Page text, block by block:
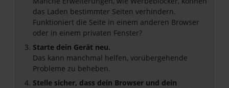
das Laden bestimmter Seiten verhindern.
Funktioniert die Seite in einem anderen Browser
oder in einem privaten Fenster?
Starte dein Gerät neu.
Das kann manchmal helfen, vorübergehende
Probleme zu beheben.
Stelle sicher, dass dein Browser und dein